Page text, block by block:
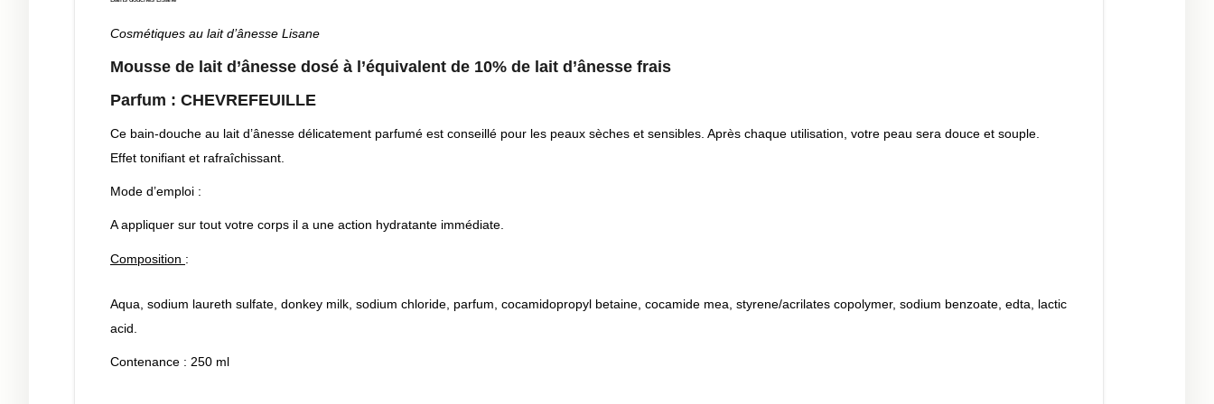
Cosmétiques au lait d’ânesse Lisane
Mousse de lait d’ânesse dosé à l’équivalent de 10% de lait d’ânesse frais
Parfum : CHEVREFEUILLE
Ce bain-douche au lait d’ânesse délicatement parfumé est conseillé pour les peaux sèches et sensibles. Après chaque utilisation, votre peau sera douce et souple.
Effet tonifiant et rafraîchissant.
Mode d’emploi :
A appliquer sur tout votre corps il a une action hydratante immédiate.
Composition :
Aqua, sodium laureth sulfate, donkey milk, sodium chloride, parfum, cocamidopropyl betaine, cocamide mea, styrene/acrilates copolymer, sodium benzoate, edta, lactic
acid.
Contenance : 250 ml